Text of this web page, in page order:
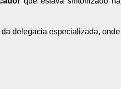
delegacia especializada,